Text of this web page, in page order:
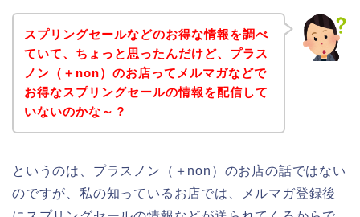
スプリングセールなどのお得な情報を調べ
ていて、ちょっと思ったんだけど、プラス
ノン（＋non）のお店ってメルマガなどで
お得なスプリングセールの情報を配信して
いないのかな～？
というのは、プラスノン（＋non）のお店の話ではない
のですが、私の知っているお店では、メルマガ登録後